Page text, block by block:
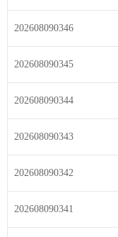
202608090346
202608090345
202608090344
202608090343
202608090342
202608090341